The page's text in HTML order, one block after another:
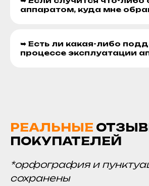
аппаратом, куда мне
➥ Есть ли какая-либо
процессе эксплуатации
РЕАЛЬНЫЕ
ПОКУПАТЕЛЕЙ
*орфография и
сохранены